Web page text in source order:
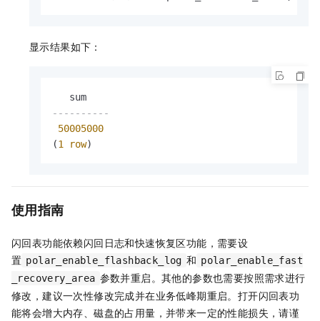
显示结果如下：
----------
50005000
(1 row)
使用指南
闪回表功能依赖闪回日志和快速恢复区功能，需要设
置 polar_enable_flashback_log 和 polar_enable_fast
_recovery_area 参数并重启。其他的参数也需要按照需求进行
修改，建议一次性修改完成并在业务低峰期重启。打开闪回表功
能将会增大内存、磁盘的占用量，并带来一定的性能损失，请谨